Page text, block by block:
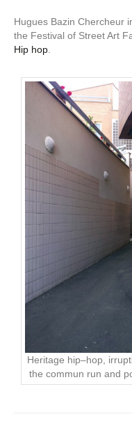
Hugues Bazin Chercheur
the Festival of StreetArt
Hip hop
Heritage hip–hop
the commun run and